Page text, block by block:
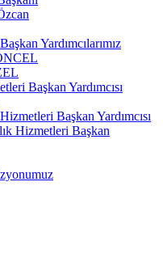
Yardımcılarımız
Başkan Yardımcısı
Başkan Yardımcısı
Hizmetleri Başkan